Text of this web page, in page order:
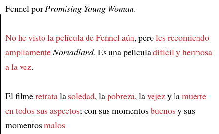
Article
Fennel porPromising Young Woman.
No he visto la película de Fennel aún, peroles recomiendo
ampliamenteNomadland. Es una películadifícil y hermosa
a la vez.
El filmeretratala soledad, lapobreza, lavejezy lamuerte
en todos sus aspectos; con sus momentosbuenosy sus
momentosmalos.